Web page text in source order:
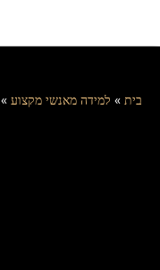
בית » למידה מאנשי מקצוע »